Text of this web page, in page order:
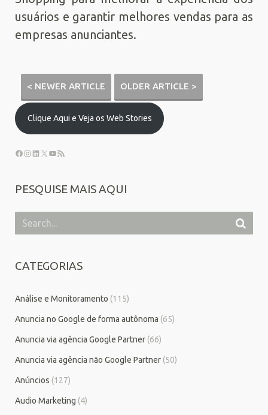
usuários e garantir melhores vendas para as
empresas anunciantes.
< NEWER ARTICLE OLDER ARTICLE >
Clique Aqui e Veja os Web Stories
PESQUISE MAIS AQUI
CATEGORIAS
Análise e Monitoramento (115)
Anuncia no Google de forma autônoma (65)
Anuncia via agência Google Partner (66)
Anuncia via agência não Google Partner (50)
Anúncios (127)
Audio Marketing (4)